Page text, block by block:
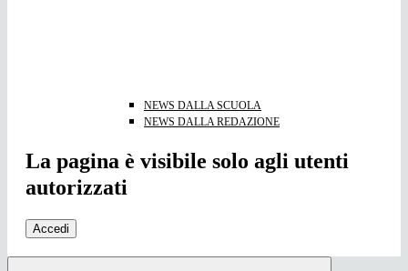
NEWS DALLA SCUOLA
NEWS DALLA REDAZIONE
La pagina è visibile solo agli utenti
autorizzati
Accedi